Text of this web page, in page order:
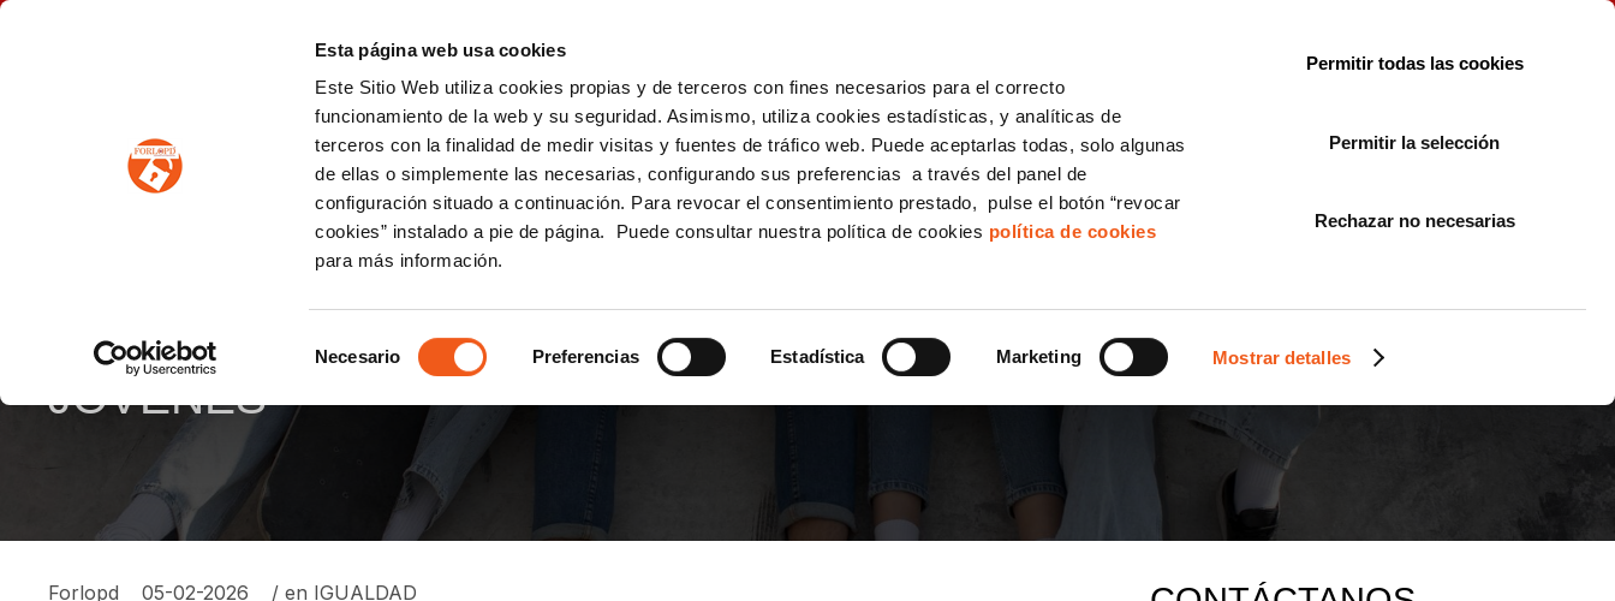
Esta página web usa cookies
Este Sitio Web utiliza cookies propias y de terceros con fines necesarios para el correcto
funcionamiento de la web y su seguridad. Asimismo, utiliza cookies estadísticas, y analíticas de
terceros con la finalidad de medir visitas y fuentes de tráfico web. Puede aceptarlas todas, solo algunas
de ellas o simplemente las necesarias, configurando sus preferencias a través del panel de
configuración situado a continuación. Para revocar el consentimiento prestado, pulse el botón “revocar
cookies” instalado a pie de página. Puede consultar nuestra política de cookies política de cookies
para más información.
de
Necesario Preferencias Estadística Marketing Mostrar detalles
Permitir todas las cookies
Permitir la selección
Rechazar no necesarias
PROTECCION DE DATOS IGUALDAD CONSULTORÍA ECOMMERCE LSSI CANAL DENUNCIAS
BRÓDERS: UN PROYECTO INNOVADOR PARA TRABAJAR
MASCULINIDADES Y PREVENIR VIOLENCIAS MACHISTAS ENTRE
JÓVENES
Forlopd 05-02-2026 / en IGUALDAD